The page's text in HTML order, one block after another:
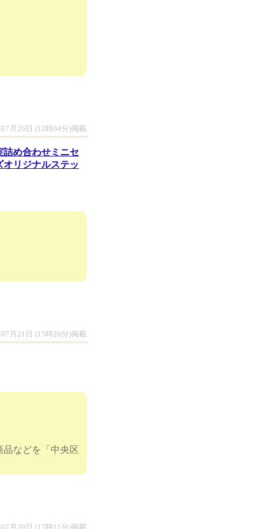
月26日 (12時04分)掲載
詰め合わせミニセ
リジナルステッ
月21日 (15時26分)掲載
品などを「中央区
月20日 (17時11分)掲載